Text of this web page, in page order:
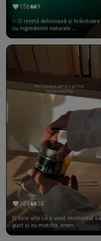
156 9
✨ O rețetă delicioasă și hrănitoare
cu ingrediente naturale ...
389 28
Ei bine uite că a venit momentul să
gust și eu matcha, eram ...